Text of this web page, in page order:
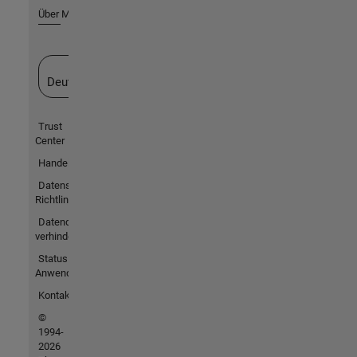
Über MathWorks
Deutschland
Trust
Center
Handelsmarken
Datenschutz-
Richtlinien
Datendiebstahl
verhindern
Status von
Anwendungen
Kontakt
©
1994-
2026